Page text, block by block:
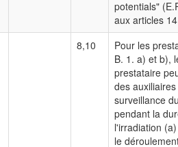
potentials"
aux articles
8,10
Pour les
B. 1. a) et b),
prestataire
des
surveillance
pendant la
l'irradiation
le